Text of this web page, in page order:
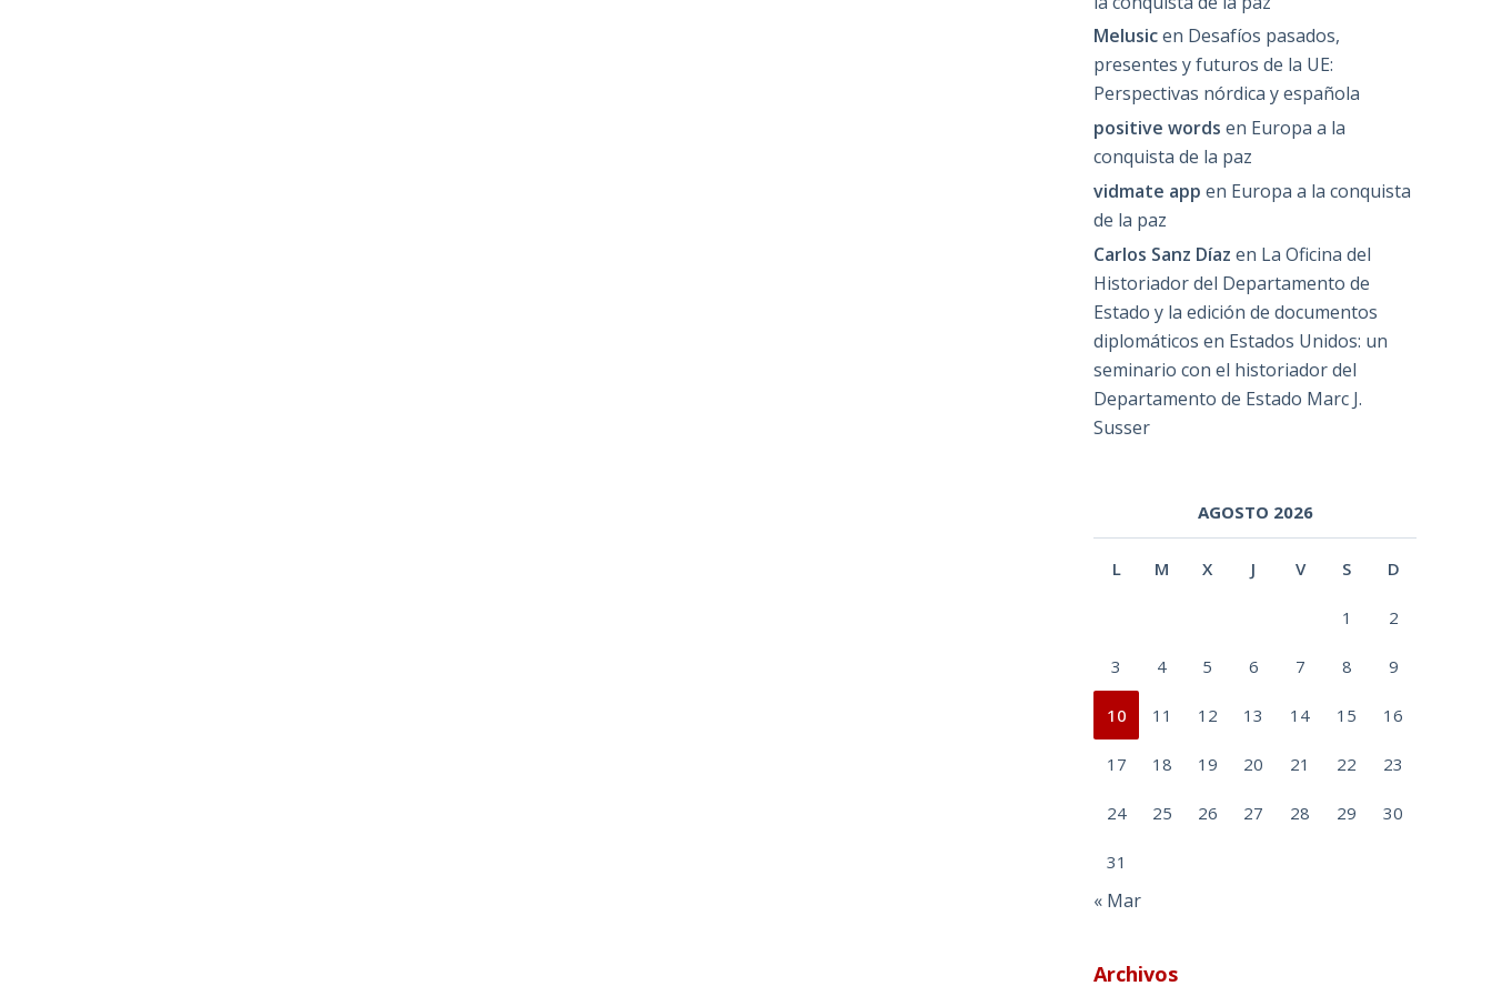
Melusicen Desafíos pasados,
presentes y futuros de la UE:
Perspectivas nórdica y española
positive words en Europa a la
conquista de la paz
vidmate app en Europa a la conquista
de la paz
Carlos Sanz Díaz en La Oficina del
Historiador del Departamento de
Estado y la edición de documentos
diplomáticos en Estados Unidos: un
seminario con el historiador del
Departamento de Estado Marc J.
Susser
AGOSTO 2026
L M X J V S D
1 2
3 4 5 6 7 8 9
10 11 12 13 14 15 16
17 18 19 20 21 22 23
24 25 26 27 28 29 30
31
« Mar
Archivos